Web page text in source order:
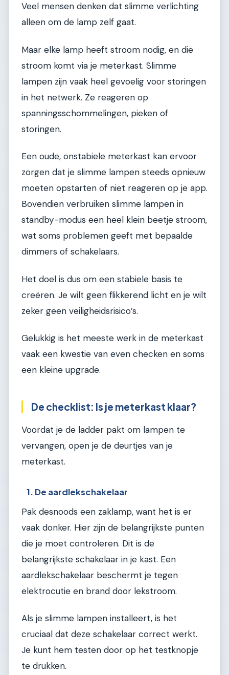
Veel mensen denken dat slimme verlichting
alleen om de lamp zelf gaat.
Maar elke lamp heeft stroom nodig, en die
stroom komt via je meterkast. Slimme
lampen zijn vaak heel gevoelig voor storingen
in het netwerk. Ze reageren op
spanningsschommelingen, pieken of
storingen.
Een oude, onstabiele meterkast kan ervoor
zorgen dat je slimme lampen steeds opnieuw
moeten opstarten of niet reageren op je app.
Bovendien verbruiken slimme lampen in
standby-modus een heel klein beetje stroom,
wat soms problemen geeft met bepaalde
dimmers of schakelaars.
Het doel is dus om een stabiele basis te
creëren. Je wilt geen flikkerend licht en je wilt
zeker geen veiligheidsrisico’s.
Gelukkig is het meeste werk in de meterkast
vaak een kwestie van even checken en soms
een kleine upgrade.
De checklist: Is je meterkast klaar?
Voordat je de ladder pakt om lampen te
vervangen, open je de deurtjes van je
meterkast.
1. De aardlekschakelaar
Pak desnoods een zaklamp, want het is er
vaak donker. Hier zijn de belangrijkste punten
die je moet controleren. Dit is de
belangrijkste schakelaar in je kast. Een
aardlekschakelaar beschermt je tegen
elektrocutie en brand door lekstroom.
Als je slimme lampen installeert, is het
cruciaal dat deze schakelaar correct werkt.
Je kunt hem testen door op het testknopje
te drukken.